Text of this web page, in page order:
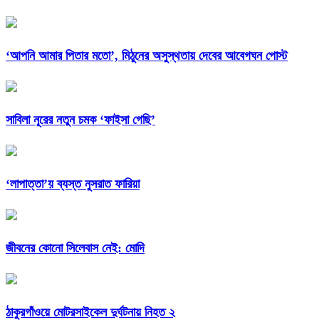
‘আপনি আমার পিতার মতো’, মিঠুনের অসুস্থতায় দেবের আবেগঘন পোস্ট
সাবিলা নূরের নতুন চমক ‘ফাইসা গেছি’
‘লাপাত্তা’য় ব্যস্ত নুসরাত ফারিয়া
জীবনের কোনো সিলেবাস নেই: মোদি
ঠাকুরগাঁওয়ে মোটরসাইকেল দুর্ঘটনায় নিহত ২